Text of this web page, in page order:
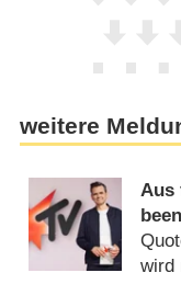
weitere
Aus
wird